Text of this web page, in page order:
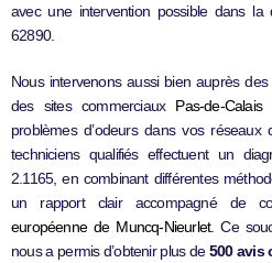
avec une intervention possible dans la
62890.
Nous intervenons aussi bien auprès
des sites commerciaux Pas-de-Calais
problèmes d’odeurs dans vos réseaux
techniciens qualifiés effectuent un
2.1165, en combinant différentes
un rapport clair accompagné de
européenne de Muncq-Nieurlet. Ce
nous a permis d’obtenir plus de500 avis